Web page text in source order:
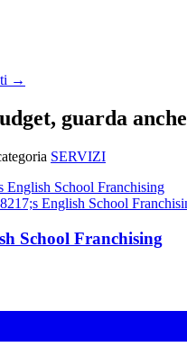
→
guarda anche
SERVIZI
School Franchising